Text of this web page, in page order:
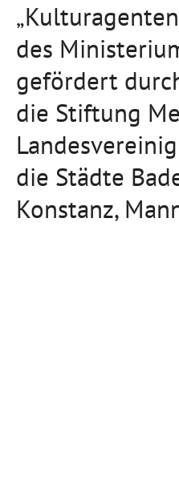
des
gefördert
die Stiftung
die Städte
Konstanz,